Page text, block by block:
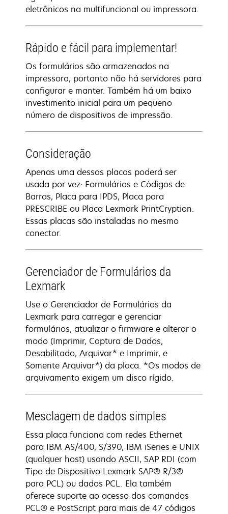
eletrônicos na multifuncional ou impressora.
Rápido e fácil para implementar!
Os formulários são armazenados na
impressora, portanto não há servidores para
configurar e manter. Também há um baixo
investimento inicial para um pequeno
número de dispositivos de impressão.
Consideração
Apenas uma dessas placas poderá ser
usada por vez: Formulários e Códigos de
Barras, Placa para IPDS, Placa para
PRESCRIBE ou Placa Lexmark PrintCryption.
Essas placas são instaladas no mesmo
conector.
Gerenciador de Formulários da
Lexmark
Use o Gerenciador de Formulários da
Lexmark para carregar e gerenciar
formulários, atualizar o firmware e alterar o
modo (Imprimir, Captura de Dados,
Desabilitado, Arquivar* e Imprimir, e
Somente Arquivar*) da placa. *Os modos de
arquivamento exigem um disco rígido.
Mesclagem de dados simples
Essa placa funciona com redes Ethernet
para IBM AS/400, S/390, IBM iSeries e UNIX
(qualquer host) usando ASCII, SAP RDI (com
Tipo de Dispositivo Lexmark SAP® R/3®
para PCL) ou dados PCL. Ela também
oferece suporte ao acesso dos comandos
PCL® e PostScript para mais de 47 códigos